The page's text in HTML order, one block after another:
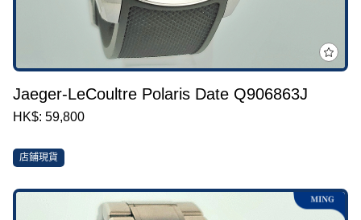
Jaeger-LeCoultre Polaris Date Q906863J
HK$: 59,800
店鋪現貨